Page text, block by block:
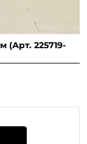
(Арт. 225719-